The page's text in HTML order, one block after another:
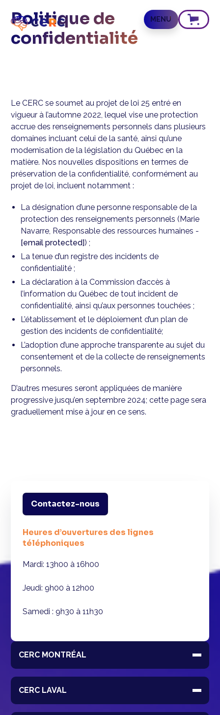
MENU
Politique de
confidentialité
Le CERC se soumet au projet de loi 25 entré en
vigueur à l’automne 2022, lequel vise une protection
accrue des renseignements personnels dans plusieurs
domaines incluant celui de la santé, ainsi qu’une
modernisation de la législation du Québec en la
matière. Nos nouvelles dispositions en termes de
préservation de la confidentialité, conformément au
projet de loi, incluent notamment :
La désignation d’une personne responsable de la
protection des renseignements personnels (Marie
Navarre, Responsable des ressources humaines -
[email protected]) ;
La tenue d’un registre des incidents de
confidentialité ;
La déclaration à la Commission d’accès à
l’information du Québec de tout incident de
confidentialité, ainsi qu’aux personnes touchées ;
L’établissement et le déploiement d’un plan de
gestion des incidents de confidentialité;
L’adoption d’une approche transparente au sujet du
consentement et de la collecte de renseignements
personnels.
D’autres mesures seront appliquées de manière
progressive jusqu’en septembre 2024; cette page sera
graduellement mise à jour en ce sens.
CERC MONTRÉAL
CERC LAVAL
Contactez-nous
Heures d’ouvertures des lignes
téléphoniques
Mardi: 13h00 à 16h00
Jeudi: 9h00 à 12h00
Samedi : 9h30 à 11h30